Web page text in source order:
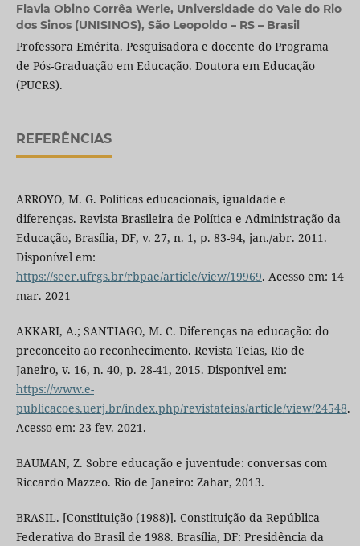
Flavia Obino Corrêa Werle, Universidade do Vale do Rio
dos Sinos (UNISINOS), São Leopoldo – RS – Brasil
Professora Emérita. Pesquisadora e docente do Programa
de Pós-Graduação em Educação. Doutora em Educação
(PUCRS).
REFERÊNCIAS
ARROYO, M. G. Políticas educacionais, igualdade e
diferenças. Revista Brasileira de Política e Administração da
Educação, Brasília, DF, v. 27, n. 1, p. 83-94, jan./abr. 2011.
Disponível em:
https://seer.ufrgs.br/rbpae/article/view/19969. Acesso em: 14
mar. 2021
AKKARI, A.; SANTIAGO, M. C. Diferenças na educação: do
preconceito ao reconhecimento. Revista Teias, Rio de
Janeiro, v. 16, n. 40, p. 28-41, 2015. Disponível em:
https://www.e-
publicacoes.uerj.br/index.php/revistateias/article/view/24548.
Acesso em: 23 fev. 2021.
BAUMAN, Z. Sobre educação e juventude: conversas com
Riccardo Mazzeo. Rio de Janeiro: Zahar, 2013.
BRASIL. [Constituição (1988)]. Constituição da República
Federativa do Brasil de 1988. Brasília, DF: Presidência da